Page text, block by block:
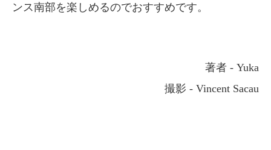
ンス南部を楽しめるのでおすすめです。
著者 - Yuka
撮影 - Vincent Sacau